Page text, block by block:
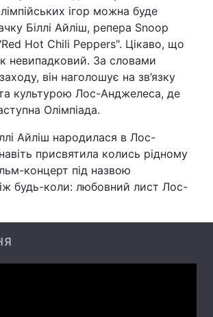
Лайт
Інциденти
Туризм
Погода
Регіони
Вакансії
ігор можна буде
Біллі Айліш, репера Snoop
Hot Chili Peppers". Цікаво, що
невипадковий. За словами
він наголошує на зв’язку
культурою Лос-Анджелеса, де
Олімпіада.
Айліш народилася в Лос-
присвятила колись рідному
концерт під назвою
будь-коли: любовний лист Лос-